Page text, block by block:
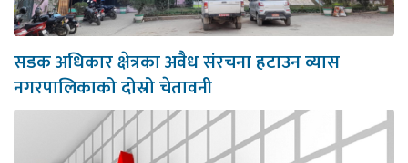
सडक अधिकार क्षेत्रका अवैध संरचना हटाउन व्यास
नगरपालिकाको दोस्रो चेतावनी